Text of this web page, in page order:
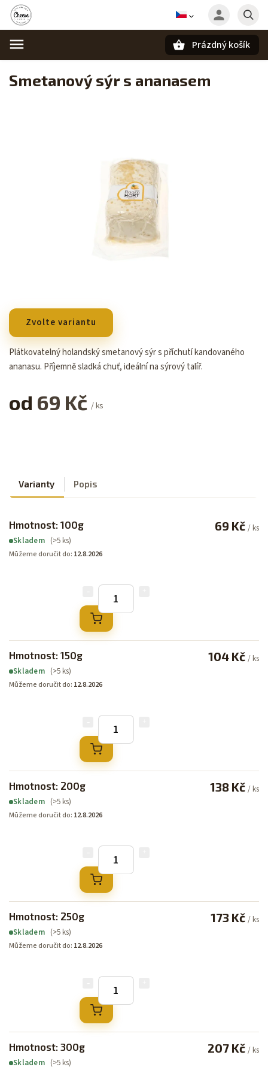
Prázdný košík
Smetanový sýr s ananasem
od 69 Kč / ks
Zvolte variantu
Plátkovatelný holandský smetanový sýr s příchutí kandovaného
ananasu. Příjemně sladká chuť, ideální na sýrový talíř.
Varianty Popis
Hmotnost: 100g
Skladem (>5 ks)
Můžeme doručit do: 12.8.2026
69 Kč / ks
Hmotnost: 150g
Skladem (>5 ks)
Můžeme doručit do: 12.8.2026
104 Kč / ks
Hmotnost: 200g
Skladem (>5 ks)
Můžeme doručit do: 12.8.2026
138 Kč / ks
Hmotnost: 250g
Skladem (>5 ks)
Můžeme doručit do: 12.8.2026
173 Kč / ks
Hmotnost: 300g
Skladem (>5 ks)
207 Kč / ks